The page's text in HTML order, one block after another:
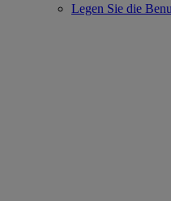
Legen Sie die